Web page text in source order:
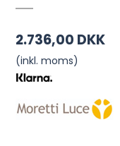
2.736,00 DKK
(inkl. moms)